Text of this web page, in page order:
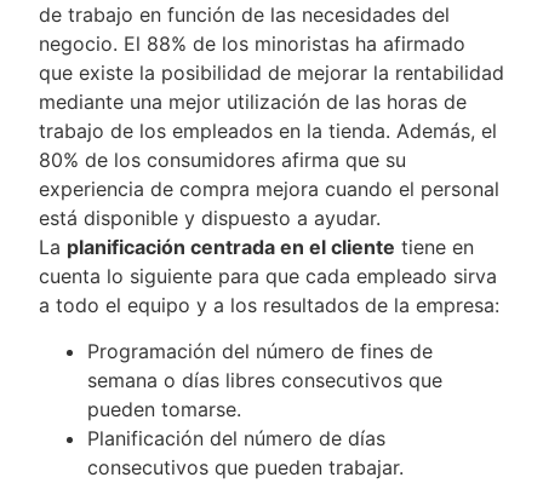
de trabajo en función de las necesidades del
negocio. El 88% de los minoristas ha afirmado
que existe la posibilidad de mejorar la rentabilidad
mediante una mejor utilización de las horas de
trabajo de los empleados en la tienda. Además, el
80% de los consumidores afirma que su
experiencia de compra mejora cuando el personal
está disponible y dispuesto a ayudar.
La planificación centrada en el cliente tiene en
cuenta lo siguiente para que cada empleado sirva
a todo el equipo y a los resultados de la empresa:
Programación del número de fines de
semana o días libres consecutivos que
pueden tomarse.
Planificación del número de días
consecutivos que pueden trabajar.